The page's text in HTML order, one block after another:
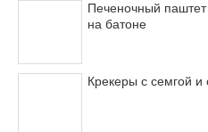
Печеночный
на батоне
Крекеры с семгой